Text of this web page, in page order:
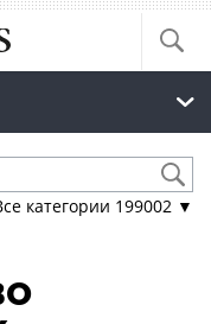
категории 199002 ▼